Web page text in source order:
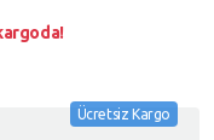
Ücretsiz Kargo